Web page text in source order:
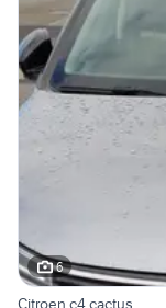
6
Citroen c4 cactus